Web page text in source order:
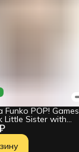
Funko POP! Games
Little Sister with
90830